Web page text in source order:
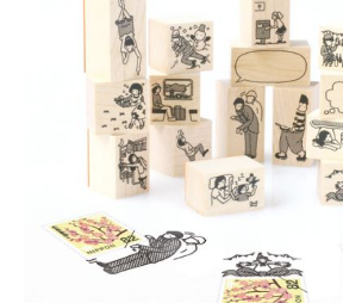
好きが集まる 比べて選べる
ビジネスと働き方のヒント
AI活用のいまが分かる
企業ITのトレンドを詳説
経営リーダーのコミュニティ
マーケ×ITの今がよく分かる